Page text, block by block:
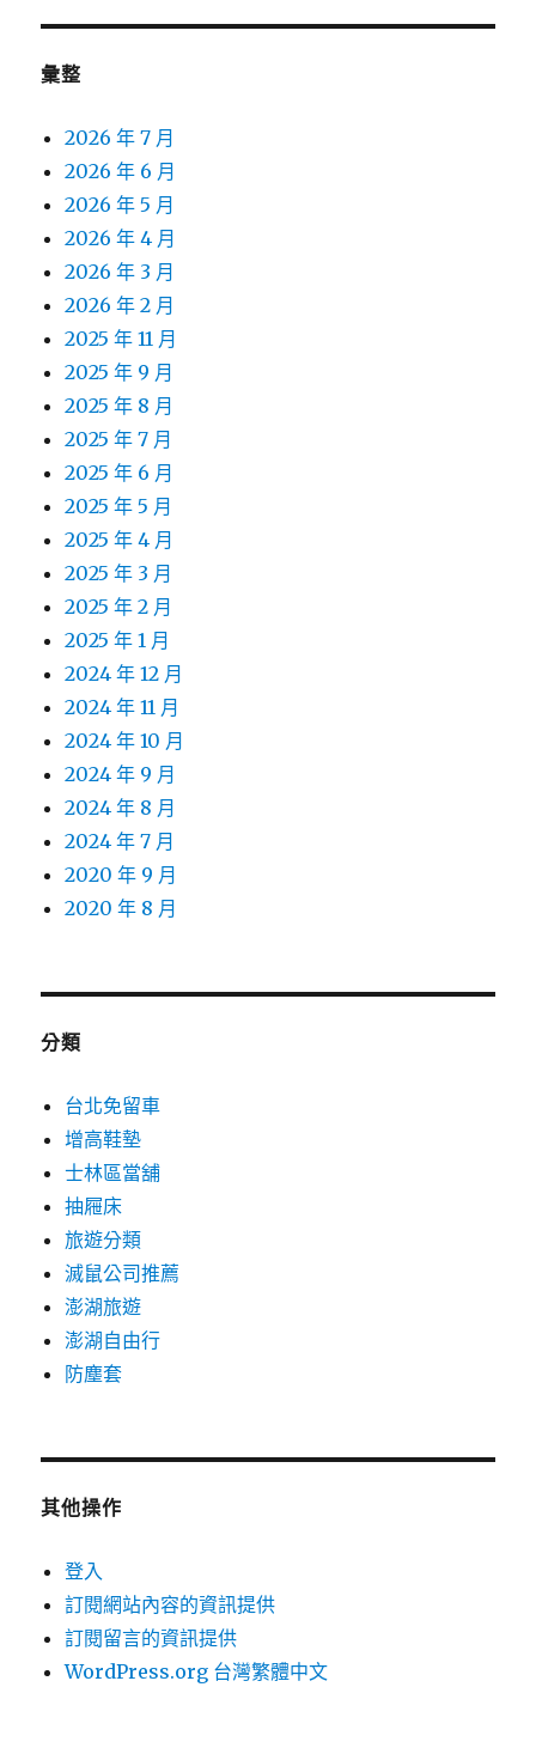
彙整
2026 年 7 月
2026 年 6 月
2026 年 5 月
2026 年 4 月
2026 年 3 月
2026 年 2 月
2025 年 11 月
2025 年 9 月
2025 年 8 月
2025 年 7 月
2025 年 6 月
2025 年 5 月
2025 年 4 月
2025 年 3 月
2025 年 2 月
2025 年 1 月
2024 年 12 月
2024 年 11 月
2024 年 10 月
2024 年 9 月
2024 年 8 月
2024 年 7 月
2020 年 9 月
2020 年 8 月
分類
台北免留車
增高鞋墊
士林區當舖
抽屜床
旅遊分類
滅鼠公司推薦
澎湖旅遊
澎湖自由行
防塵套
其他操作
登入
訂閱網站內容的資訊提供
訂閱留言的資訊提供
WordPress.org 台灣繁體中文